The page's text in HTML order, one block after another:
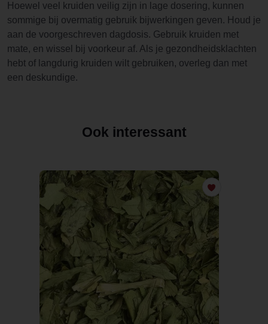
Hoewel veel kruiden veilig zijn in lage dosering, kunnen
sommige bij overmatig gebruik bijwerkingen geven. Houd je
aan de voorgeschreven dagdosis. Gebruik kruiden met
mate, en wissel bij voorkeur af. Als je gezondheidsklachten
hebt of langdurig kruiden wilt gebruiken, overleg dan met
een deskundige.
Ook interessant